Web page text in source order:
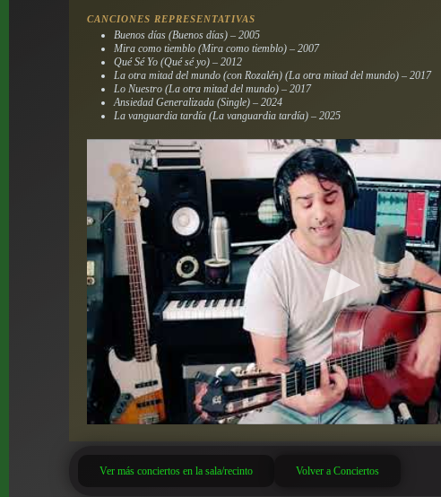
CANCIONES REPRESENTATIVAS
Buenos días (Buenos días) – 2005
Mira como tiemblo (Mira como tiemblo) – 2007
Qué Sé Yo (Qué sé yo) – 2012
La otra mitad del mundo (con Rozalén) (La otra mitad del mundo) – 2017
Lo Nuestro (La otra mitad del mundo) – 2017
Ansiedad Generalizada (Single) – 2024
La vanguardia tardía (La vanguardia tardía) – 2025
Ver más conciertos en la sala/recinto Volver a Conciertos